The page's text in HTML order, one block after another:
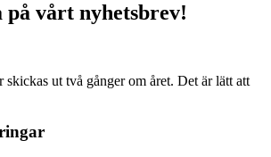
på vårt nyhetsbrev!
skickas ut två gånger om året. Det är lätt att